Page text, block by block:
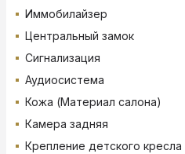
Иммобилайзер
Центральный замок
Сигнализация
Аудиосистема
Кожа (Материал салона)
Камера задняя
Крепление детского кресла